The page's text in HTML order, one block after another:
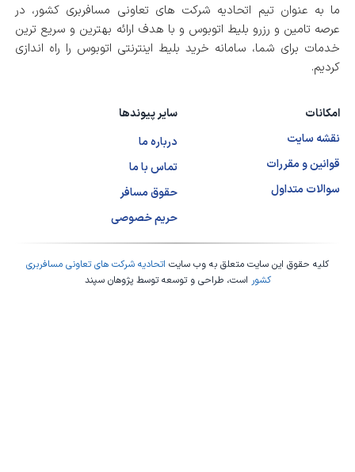
ما به عنوان تیم اتحادیه شرکت های تعاونی مسافربری کشور، در
عرصه تامین و رزرو بلیط اتوبوس و با هدف ارائه بهترین و سریع ترین
خدمات برای شما، سامانه خرید بلیط اینترنتی اتوبوس را راه اندازی
کردیم.
امکانات
نقشه سایت
قوانین و مقررات
سوالات متداول
سایر پیوندها
درباره ما
تماس با ما
حقوق مسافر
حریم خصوصی
کلیه حقوق این سایت متعلق به وب سایت اتحادیه شرکت های تعاونی مسافربری
کشور است، طراحی و توسعه توسطپژوهان سپند